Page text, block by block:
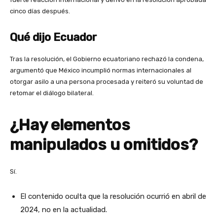
cinco días después.
Qué dijo Ecuador
Tras la resolución, el Gobierno ecuatoriano rechazó la condena,
argumentó que México incumplió normas internacionales al
otorgar asilo a una persona procesada y reiteró su voluntad de
retomar el diálogo bilateral.
¿Hay elementos
manipulados u omitidos?
Sí.
El contenido oculta que la resolución ocurrió en abril de
2024, no en la actualidad.